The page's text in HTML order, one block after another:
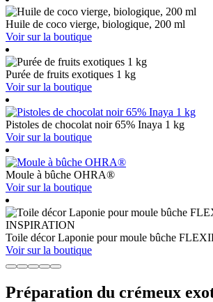
Huile de coco vierge, biologique, 200 ml
Voir sur la boutique
Purée de fruits exotiques 1 kg
Voir sur la boutique
Pistoles de chocolat noir 65% Inaya 1 kg
Voir sur la boutique
Moule à bûche OHRA®
Voir sur la boutique
Toile décor Laponie pour moule bûche
Voir sur la boutique
Préparation du crémeux